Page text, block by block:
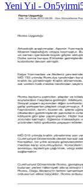
Yeni Yıl -